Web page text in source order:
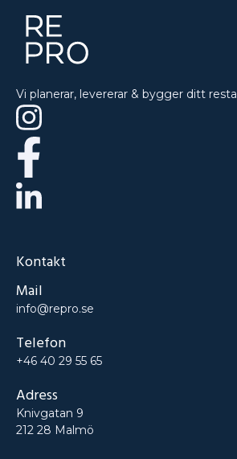
Vi planerar, levererar & bygger ditt
Kontakt
Mail
info@repro.se
Telefon
+46 40 29 55 65
Adress
Knivgatan 9
212 28 Malmö